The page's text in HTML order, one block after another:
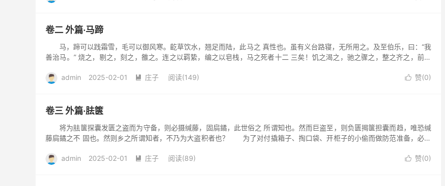
卷二 外篇·马蹄
马，蹄可以践霜雪，毛可以御风寒。齕草饮水，翘足而陆，此马之 真性也。虽有义台路寝，无所用之。及至伯乐，曰：“我
善治马。” 烧之，剔之，刻之，雒之。连之以羁絷，编之以皂栈，马之死者十二 三矣！饥之渴之，驰之骤之，整之齐之，前有
 赞(0)
admin 2025-02-01  庄子 阅读(149)
卷三 外篇·胠箧
将为胠箧探囊发匮之盗而为守备，则必摄缄藤，固扃鐍，此世俗之 所谓知也。然而巨盗至，则负匮揭箧担囊而趋，唯恐缄
藤扃鐍之不 固也。然则乡之所谓知者，不乃为大盗积者也？ 为了对付撬箱子、掏口袋、开柜子的小偷而做防范准备，必定
 赞(0)
admin 2025-02-01  庄子 阅读(89)